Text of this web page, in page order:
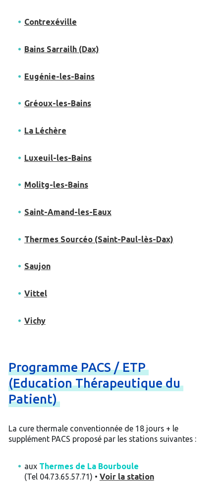
Contrexéville
Bains Sarrailh (Dax)
Eugénie-les-Bains
Gréoux-les-Bains
La Léchère
Luxeuil-les-Bains
Molitg-les-Bains
Saint-Amand-les-Eaux
Thermes Sourcéo (Saint-Paul-lès-Dax)
Saujon
Vittel
Vichy
ProgrammePACS/ETP
(EducationThérapeutiquedu
Patient)
La cure thermale conventionnée de 18 jours + le
supplément PACS proposé par les stations suivantes :
aux Thermes de La Bourboule
(Tel 04.73.65.57.71) • Voir la station